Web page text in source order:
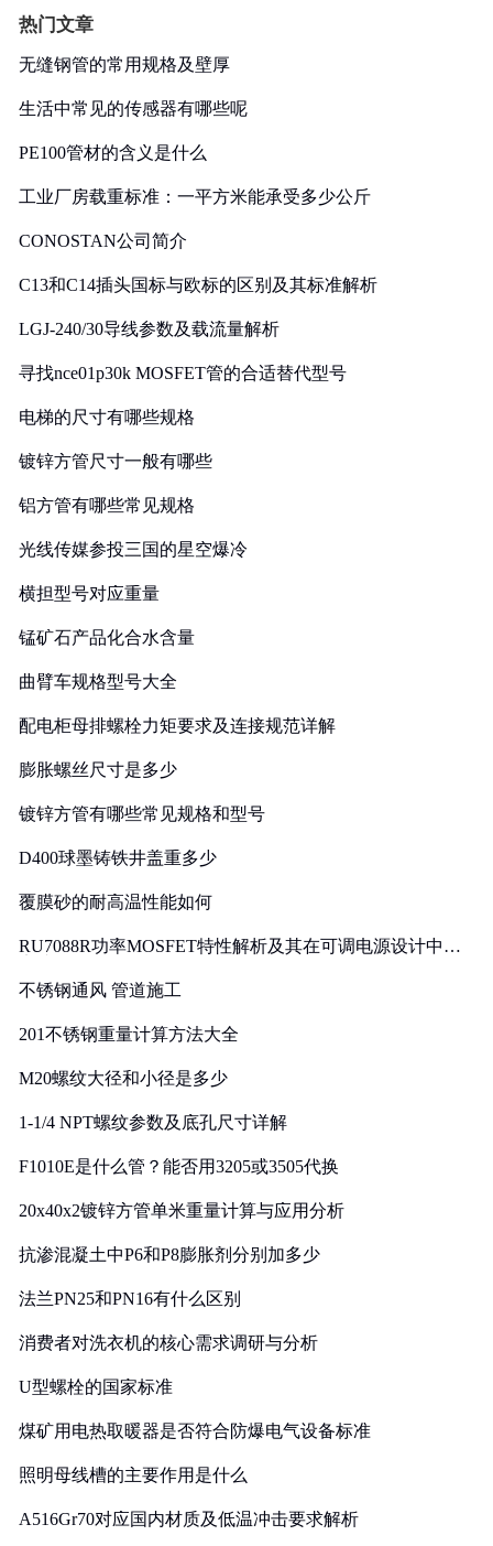
热门文章
无缝钢管的常用规格及壁厚
生活中常见的传感器有哪些呢
PE100管材的含义是什么
工业厂房载重标准：一平方米能承受多少公斤
CONOSTAN公司简介
C13和C14插头国标与欧标的区别及其标准解析
LGJ-240/30导线参数及载流量解析
寻找nce01p30k MOSFET管的合适替代型号
电梯的尺寸有哪些规格
镀锌方管尺寸一般有哪些
铝方管有哪些常见规格
光线传媒参投三国的星空爆冷
横担型号对应重量
锰矿石产品化合水含量
曲臂车规格型号大全
配电柜母排螺栓力矩要求及连接规范详解
膨胀螺丝尺寸是多少
镀锌方管有哪些常见规格和型号
D400球墨铸铁井盖重多少
覆膜砂的耐高温性能如何
RU7088R功率MOSFET特性解析及其在可调电源设计中的
不锈钢通风 管道施工
201不锈钢重量计算方法大全
M20螺纹大径和小径是多少
1-1/4 NPT螺纹参数及底孔尺寸详解
F1010E是什么管？能否用3205或3505代换
20x40x2镀锌方管单米重量计算与应用分析
抗渗混凝土中P6和P8膨胀剂分别加多少
法兰PN25和PN16有什么区别
消费者对洗衣机的核心需求调研与分析
U型螺栓的国家标准
煤矿用电热取暖器是否符合防爆电气设备标准
照明母线槽的主要作用是什么
A516Gr70对应国内材质及低温冲击要求解析